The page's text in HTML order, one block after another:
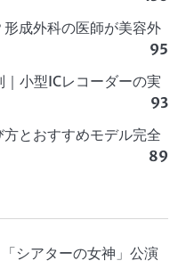
成外科の医師が美容外
95
小型ICレコーダーの実
93
とおすすめモデル完全
89
シアターの女神」公演